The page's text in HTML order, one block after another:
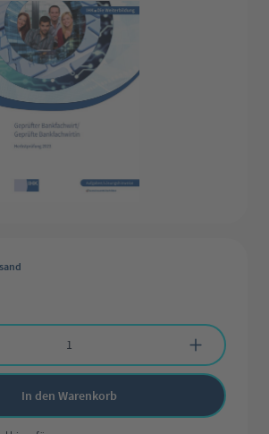
den gewünschten Wert ein oder benutze die
In den Warenkorb